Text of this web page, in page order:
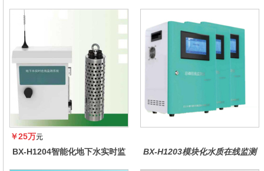
￥25万元
BX-H1204智能化地下水实时监
BX-H1203模块化水质在线监测